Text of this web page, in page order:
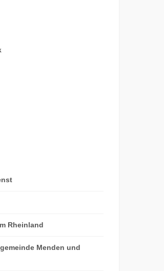
Rheinland
Menden und